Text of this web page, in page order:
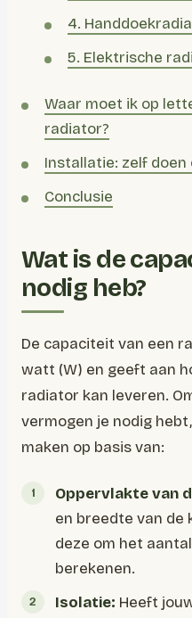
4.
5. Elektrische
Waar moet ik op
radiator?
Installatie: zelf
Conclusie
Wat is de
nodig heb?
De capaciteit van een
watt (W) en geeft aan
radiator kan leveren.
vermogen je nodig
maken op basis van:
Oppervlakte van
en breedte van de
deze om het
berekenen.
Isolatie: Heeft